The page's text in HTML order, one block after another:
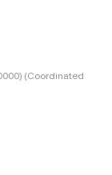
(Coordinated